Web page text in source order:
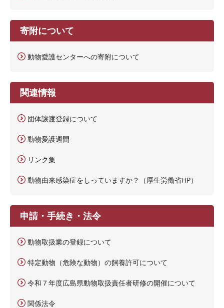
寄附について
動物愛護センターへの寄附について
関連情報
団体譲渡登録について
動物愛護週間
リンク集
動物由来感染症をしっていますか？（厚生労働省HP）
申請・手続き・法令
動物取扱業の登録について
特定動物（危険な動物）の飼養許可について
令和７年度広島県動物取扱責任者研修の開催について
関係法令